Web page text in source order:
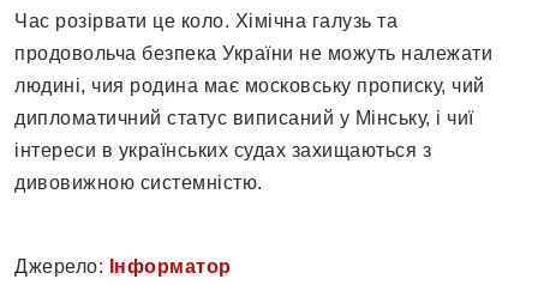
Час розірвати це коло. Хімічна галузь та
продовольча безпека України не можуть належати
людині, чия родина має московську прописку, чий
дипломатичний статус виписаний у Мінську, і чиї
інтереси в українських судах захищаються з
дивовижною системністю.
Джерело: Інформатор